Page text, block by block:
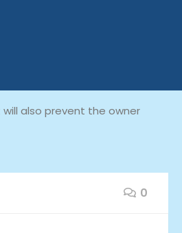
also prevent the owner
0